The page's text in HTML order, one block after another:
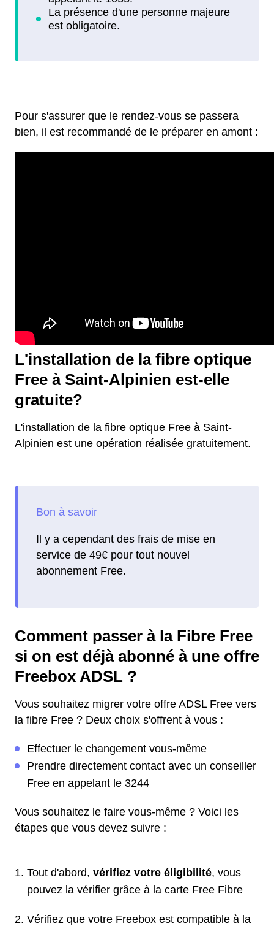
Pour s'assurer que le rendez-vous se passera
bien, il est recommandé de le préparer en amont :
L'installation de la fibre optique
Free à Saint-Alpinien est-elle
gratuite?
L'installation de la fibre optique Free à Saint-
Alpinien est une opération réalisée gratuitement.
Il y a cependant des frais de mise en
service de 49€ pour tout nouvel
abonnement Free.
Comment passer à la Fibre Free
si on est déjà abonné à une offre
Freebox ADSL ?
Vous souhaitez migrer votre offre ADSL Free vers
la fibre Free ? Deux choix s'offrent à vous :
Effectuer le changement vous-même
Prendre directement contact avec un conseiller
Free en appelant le 3244
Vous souhaitez le faire vous-même ? Voici les
étapes que vous devez suivre :
Tout d'abord, vérifiez votre éligibilité, vous
pouvez la vérifier grâce à la carte Free Fibre
Vérifiez que votre Freebox est compatible à la